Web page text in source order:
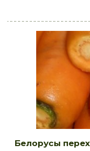
Белорусы